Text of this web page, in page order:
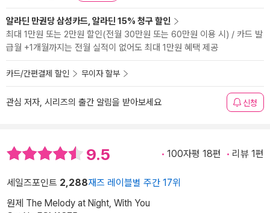
알라딘 만권당 삼성카드, 알라딘 15% 청구 할인
최대 1만원 또는 2만원 할인(전월 30만원 또는 60만원 이용 시) / 카드 발
급월 +1개월까지는 전월 실적이 없어도 최대 1만원 혜택 제공
카드/간편결제 할인 무이자 할부
관심 저자, 시리즈의 출간 알림을 받아보세요 신청
9.5 100자평 18편 리뷰 1편
세일즈포인트 2,288재즈 레이블별 주간 17위
원제 The Melody at Night, With You